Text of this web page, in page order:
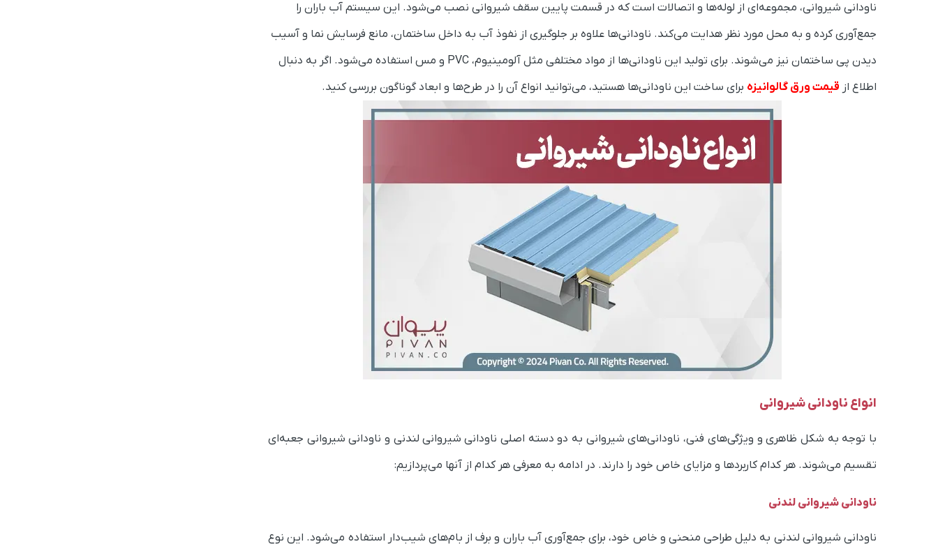
ناودانی شیروانی، مجموعه‌ای از لوله‌ها و اتصالات است که در قسمت پایین سقف شیروانی نصب می‌شود. این سیستم آب باران را
جمع‌آوری کرده و به محل مورد نظر هدایت می‌کند. ناودانی‌ها علاوه بر جلوگیری از نفوذ آب به داخل ساختمان، مانع فرسایش نما و آسیب
دیدن پی ساختمان نیز می‌شوند. برای تولید این ناودانی‌ها از مواد مختلفی مثل آلومینیوم، PVC و مس استفاده می‌شود. اگر به دنبال
اطلاع از قیمت ورق گالوانیزه برای ساخت این ناودانی‌ها هستید، می‌توانید انواع آن را در طرح‌ها و ابعاد گوناگون بررسی کنید.
انواع ناودانی شیروانی
با توجه به شکل ظاهری و ویژگی‌های فنی، ناودانی‌های شیروانی به دو دسته اصلی ناودانی شیروانی لندنی و ناودانی شیروانی جعبه‌ای
تقسیم می‌شوند. هر کدام کاربردها و مزایای خاص خود را دارند. در ادامه به معرفی هر کدام از آنها می‌پردازیم:
ناودانی شیروانی لندنی
ناودانی شیروانی لندنی به دلیل طراحی منحنی و خاص خود، برای جمع‌آوری آب باران و برف از بام‌های شیب‌دار استفاده می‌شود. این نوع